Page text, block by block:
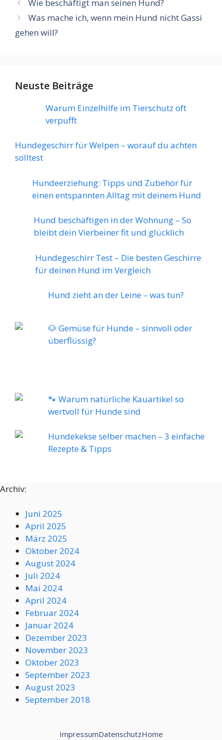
Wie beschäftigt man seinen Hund?
Was mache ich, wenn mein Hund nicht Gassi
gehen will?
Neuste Beiträge
Warum Einzelhilfe im Tierschutz oft
verpufft
Hundegeschirr für Welpen – worauf du achten
solltest
Hundeerziehung: Tipps und Zubehör für
einen entspannten Alltag mit deinem Hund
Hund beschäftigen in der Wohnung – So
bleibt dein Vierbeiner fit und glücklich
Hundegeschirr Test – Die besten Geschirre
für deinen Hund im Vergleich
Hund zieht an der Leine – was tun?
🐶 Gemüse für Hunde – sinnvoll oder
überflüssig?
🐾 Warum natürliche Kauartikel so
wertvoll für Hunde sind
Hundekekse selber machen – 3 einfache
Rezepte & Tipps
Archiv:
Juni 2025
April 2025
März 2025
Oktober 2024
August 2024
Juli 2024
Mai 2024
April 2024
Februar 2024
Januar 2024
Dezember 2023
November 2023
Oktober 2023
September 2023
August 2023
September 2018
ImpressumDatenschutzHome